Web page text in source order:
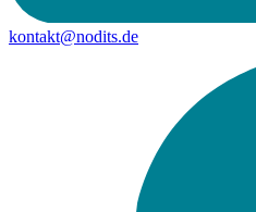
kontakt@nodits.de